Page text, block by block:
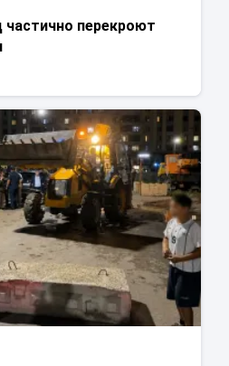
частично перекроют